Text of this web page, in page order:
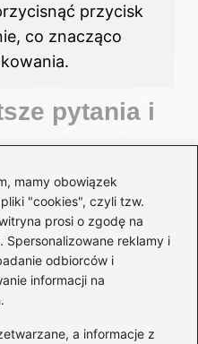
mamy obowiązek
"cookies", czyli tzw.
prosi o zgodę na
reklamy i
odbiorców i
informacji na
a informacje z
przycisk
co znacząco
pytania i
?
w HondaCivic,
jest wyłączony,
paliwa,
otwierający,
oraz upewnić się,